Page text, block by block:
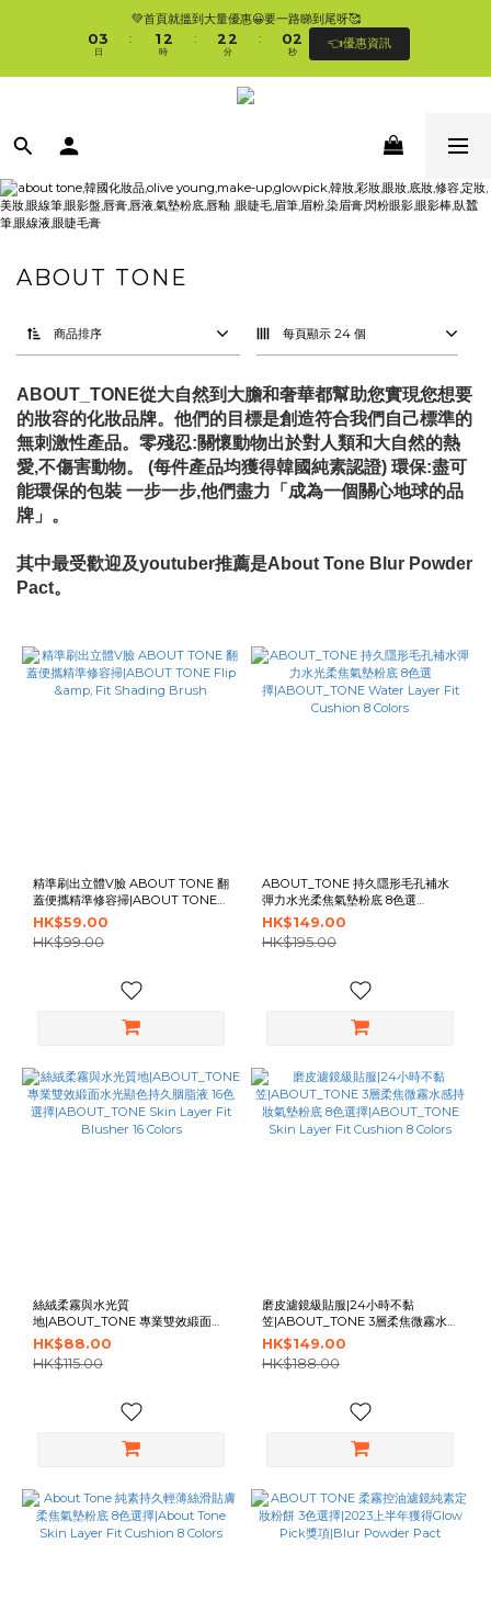
🛍香港購物滿$250免順豐自提櫃🚛 | 香港滿$350/澳門滿$499即免運費直接送上門
💚首頁就搵到大量優惠😀要一路睇到尾呀🥰
03
2
1
日
:
2
1
0
3
2
1
0
時
:
3
2
1
0
3
2
1
0
分
:
1
0
3
2
1
0
秒
👈優惠資訊
🛍香港購物滿$250免順豐自提櫃🚛 | 香港滿$350/澳門滿$499即免運費直接送上門
ABOUT TONE
商品排序 每頁顯示 24 個
ABOUT_TONE從大自然到大膽和奢華都幫助您實現您想要
的妝容的化妝品牌。 他們的目標是創造符合我們自己標準的
無刺激性產品。零殘忍:關懷動物出於對人類和大自然的熱
愛,不傷害動物。 (每件產品均獲得韓國純素認證) 環保:盡可
能環保的包裝 一步一步,他們盡力「成為一個關心地球的品
牌」。
其中最受歡迎及youtuber推薦是About Tone Blur Powder
Pact。
精準刷出立體V臉 ABOUT TONE 翻
蓋便攜精準修容掃|ABOUT TONE
Flip & Fit Shading Brush
HK$59.00
HK$99.00
ABOUT_TONE 持久隱形毛孔補水
彈力水光柔焦氣墊粉底 8色選
擇|ABOUT_TONE Water Layer
Fit Cushion 8 Colors
HK$149.00
HK$195.00
絲絨柔霧與水光質
地|ABOUT_TONE 專業雙效緞面水
光顯色持久胭脂液 16色選
擇|ABOUT_TONE Skin Layer Fit
Blusher 16 Colors
HK$88.00
HK$115.00
磨皮濾鏡級貼服|24小時不黏
笠|ABOUT_TONE 3層柔焦微霧水
感持妝氣墊粉底 8色選
擇|ABOUT_TONE Skin Layer Fit
Cushion 8 Colors
HK$149.00
HK$188.00